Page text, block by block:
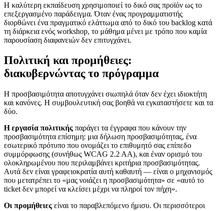
Η καλύτερη εκπαίδευση χρησιμοποιεί το δικό σας προϊόν ως το
επεξεργασμένο παράδειγμα. Όταν ένας προγραμματιστής
διορθώνει ένα πραγματικό ελάττωμα από το δικό του backlog κατά
τη διάρκεια ενός workshop, το μάθημα μένει με τρόπο που καμία
παρουσίαση διαφανειών δεν επιτυγχάνει.
Πολιτική και προμήθειες:
διακυβερνώντας το πρόγραμμα
Η προσβασιμότητα αποτυγχάνει σιωπηλά όταν δεν έχει ιδιοκτήτη
και κανόνες. Η συμβουλευτική σας βοηθά να εγκαταστήσετε και τα
δύο.
Η εργασία πολιτικής παράγει τα έγγραφα που κάνουν την
προσβασιμότητα επίσημη: μια δήλωση προσβασιμότητας, ένα
εσωτερικό πρότυπο που ονομάζει το επιθυμητό σας επίπεδο
συμμόρφωσης (συνήθως WCAG 2.2 AA), και έναν ορισμό του
ολοκληρωμένου που περιλαμβάνει κριτήρια προσβασιμότητας.
Αυτά δεν είναι γραφειοκρατία αυτή καθαυτή — είναι ο μηχανισμός
που μετατρέπει το «μας νοιάζει η προσβασιμότητα» σε «αυτό το
ticket δεν μπορεί να κλείσει μέχρι να πληροί τον πήχη».
Οι προμήθειες είναι το παραβλεπόμενο ήμισυ. Οι περισσότεροι